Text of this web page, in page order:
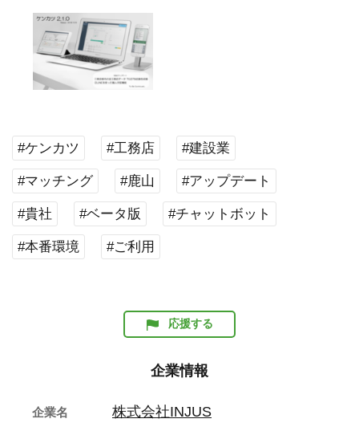
#ケンカツ #工務店 #建設業
#マッチング #鹿山 #アップデート
#貴社 #ベータ版 #チャットボット
#本番環境 #ご利用
応援する
企業情報
企業名 株式会社INJUS